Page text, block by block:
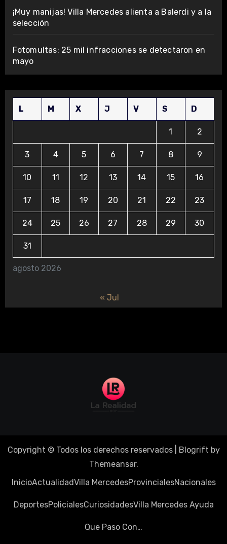
¡Muy manijas! Villa Mercedes alienta a Balerdi y a la
selección
Fotomultas: 25 mil infracciones se detectaron en
mayo
agosto 2026
L M X J V S D
1 2
3 4 5 6 7 8 9
10 11 12 13 14 15 16
17 18 19 20 21 22 23
24 25 26 27 28 29 30
31
« Jul
Copyright © Todos los derechos reservados Blogrift by
Themeansar.
InicioActualidadVilla MercedesProvincialesNacionales
DeportesPolicialesCuriosidadesVilla Mercedes Ayuda
Que Paso Con…